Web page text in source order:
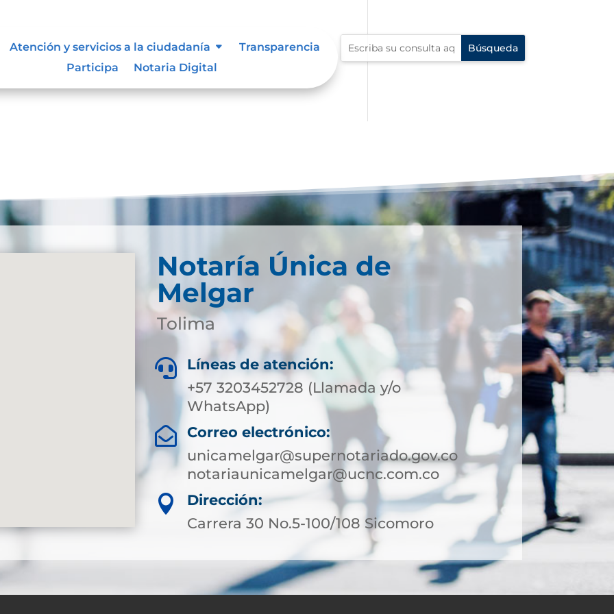
Atención y servicios a la ciudadanía
Transparencia
Participa
Notaria Digital
les aplique de interés.
Notaría Única de
Melgar
Tolima

Líneas de atención:
+57 3203452728 (Llamada y/o
WhatsApp)

Correo electrónico:
unicamelgar@supernotariado.gov.co
notariaunicamelgar@ucnc.com.co

Dirección:
Carrera 30 No.5-100/108 Sicomoro